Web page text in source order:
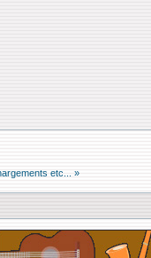
etc... »